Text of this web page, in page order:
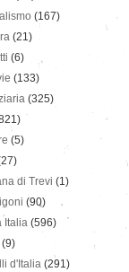
(167)
(21)
(6)
(133)
(325)
(5)
di Trevi (1)
(90)
Italia (596)
(9)
d'Italia (291)